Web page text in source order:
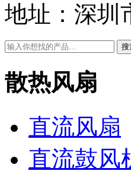
地址： 深圳
搜
散热风扇
直流风扇
直流鼓风